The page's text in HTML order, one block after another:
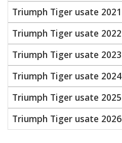
Triumph Tiger usate 2021
Triumph Tiger usate 2022
Triumph Tiger usate 2023
Triumph Tiger usate 2024
Triumph Tiger usate 2025
Triumph Tiger usate 2026